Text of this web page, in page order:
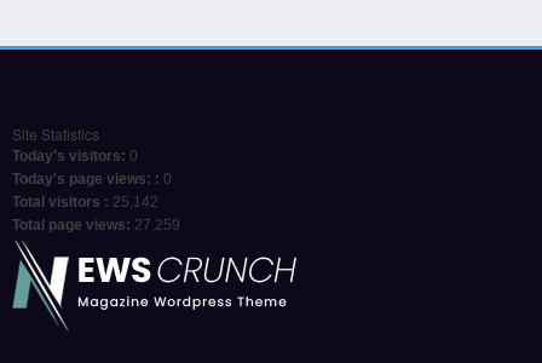
Site Statistics
Today's visitors: 0
Today's page views: : 0
Total visitors : 25,142
Total page views: 27,259